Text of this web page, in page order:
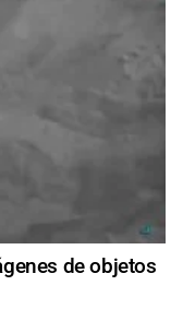
de objetos